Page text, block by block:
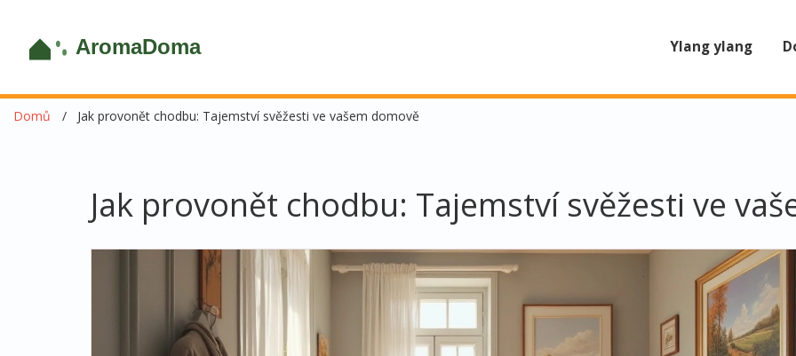
Ylang ylang
Domů Jak provonět chodbu: Tajemství svěžesti ve vašem domově
Jak provonět chodbu: Tajemství svěžesti ve